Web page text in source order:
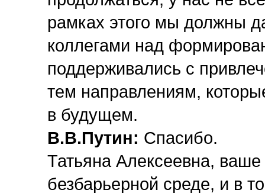
рамках этого мы должны
коллегами над
поддерживались с
тем направлениям,
в будущем.
В.В.Путин: Спасибо.
Татьяна Алексеевна, ваше
безбарьерной среде, и в